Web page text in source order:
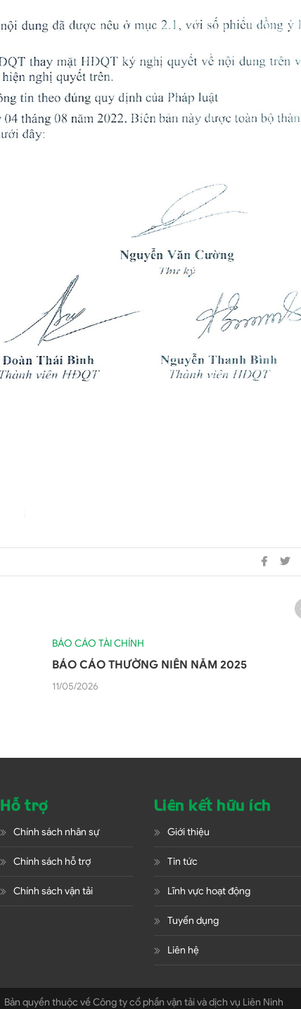
BÁO CÁO TÀI CHÍNH
BÁO CÁO THƯỜNG NIÊN NĂM 2025
11/05/2026
Hỗ trợ
Chính sách nhân sự
Chính sách hỗ trợ
Chính sách vận tải
Liên kết hữu ích
Giới thiệu
Tin tức
Lĩnh vực hoạt động
Tuyển dụng
Liên hệ
Bản quyền thuộc về Công ty cổ phần vận tải và dịch vụ Liên Ninh